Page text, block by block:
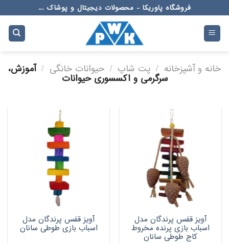
to
content
فروشگاه پاوریکا - محصولات دیجیتال و پوشاک ...
خانه و آشپزخانه / پت شاپ / حیوانات خانگی / آموزش،
سرگرمی و اکسسوری حیوانات
آویز قفس پرندگان مدل
اسباب بازی پرنده مخروط
کاج طوطی سانان
آویز قفس پرندگان مدل
اسباب بازی طوطی سانان